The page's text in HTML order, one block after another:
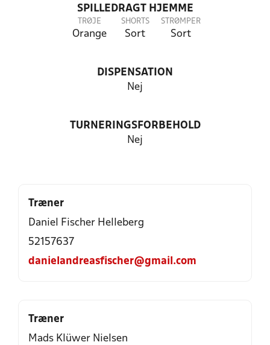
SPILLEDRAGT HJEMME
TRØJE
Orange
SHORTS
Sort
STRØMPER
Sort
DISPENSATION
Nej
TURNERINGSFORBEHOLD
Nej
Træner
Daniel Fischer Helleberg
52157637
danielandreasfischer@gmail.com
Træner
Mads Klüwer Nielsen